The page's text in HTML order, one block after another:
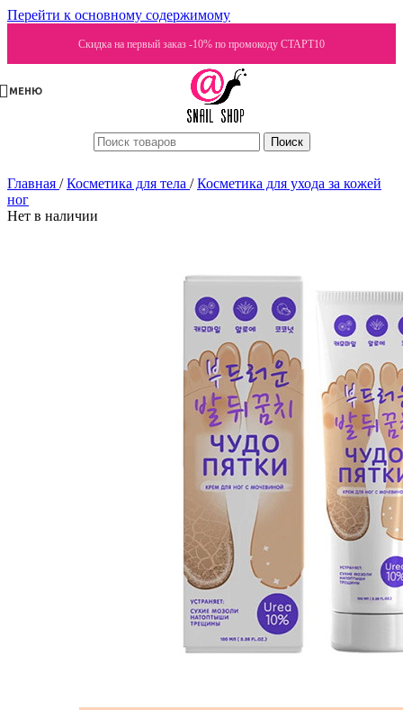
Перейти к основному содержимому
Скидка на первый заказ -10% по промокоду СТАРТ10
МЕНЮ
Поиск
Главная / Косметика для тела / Косметика для ухода за кожей
ног
Нет в наличии